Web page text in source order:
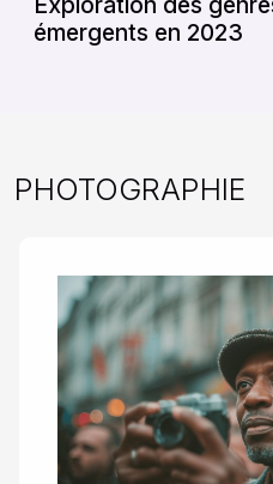
émergents en 2023
PHOTOGRAPHIE